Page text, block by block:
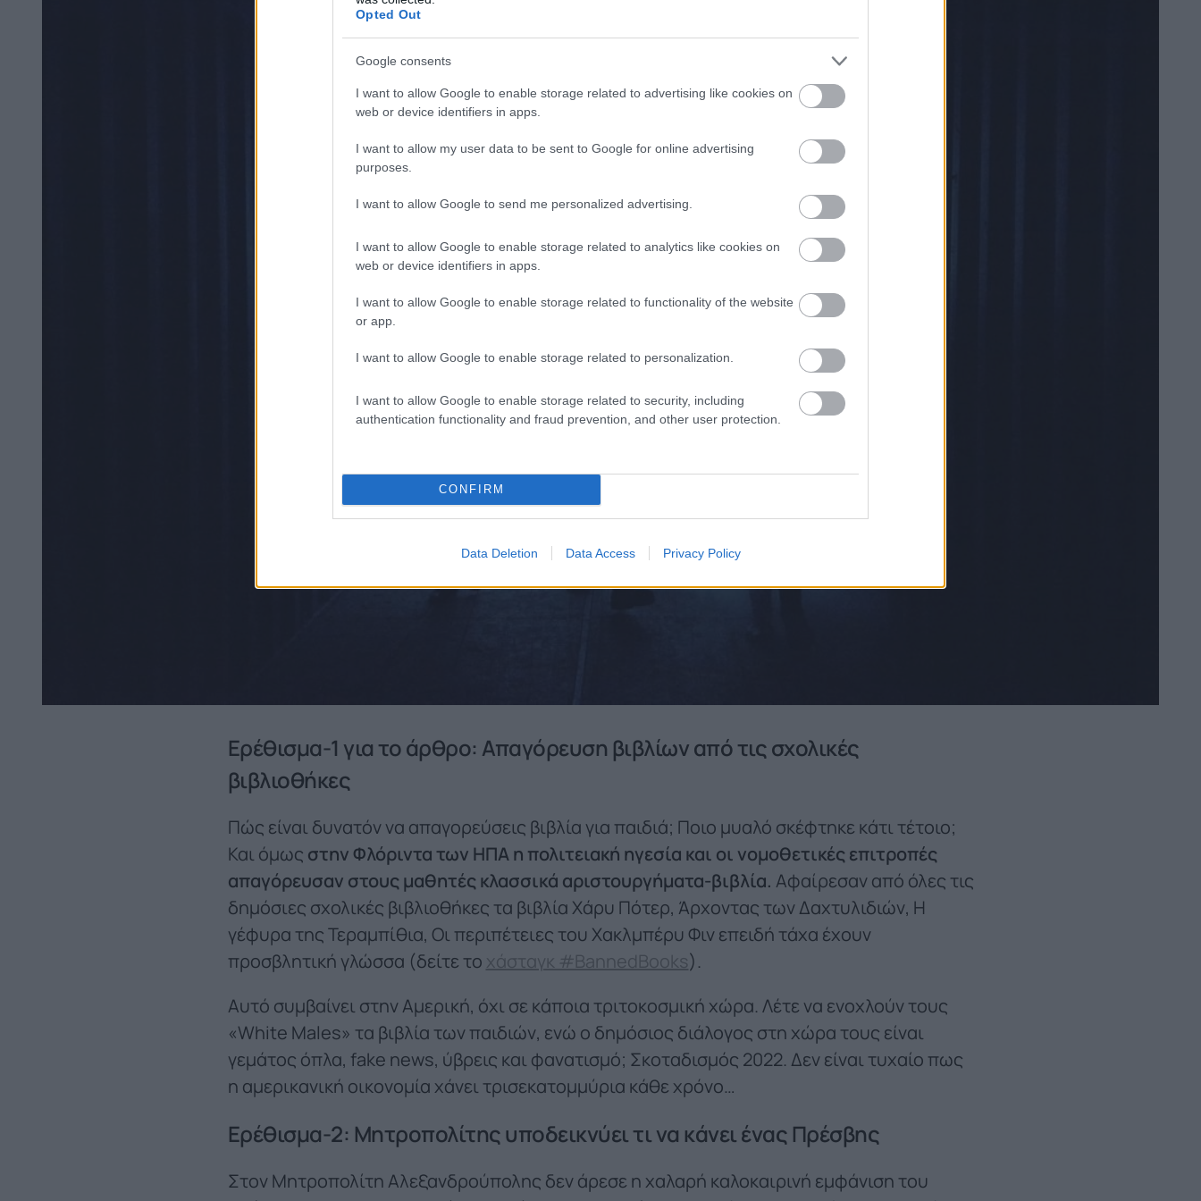
Opted Out
Google consents
I want to allow Google to enable storage related to advertising like cookies on
web or device identifiers in apps.
I want to allow my user data to be sent to Google for online advertising
purposes.
I want to allow Google to send me personalized advertising.
I want to allow Google to enable storage related to analytics like cookies on
web or device identifiers in apps.
I want to allow Google to enable storage related to functionality of the website
or app.
I want to allow Google to enable storage related to personalization.
I want to allow Google to enable storage related to security, including
authentication functionality and fraud prevention, and other user protection.
CONFIRM
Data Deletion Data Access Privacy Policy
Ερέθισμα-1 για το άρθρο: Απαγόρευση βιβλίων από τις σχολικές
βιβλιοθήκες
Πώς είναι δυνατόν να απαγορεύσεις βιβλία για παιδιά; Ποιο μυαλό σκέφτηκε κάτι τέτοιο;
Και όμως στην Φλόριντα των ΗΠΑ η πολιτειακή ηγεσία και οι νομοθετικές επιτροπές
απαγόρευσαν στους μαθητές κλασσικά αριστουργήματα-βιβλία. Αφαίρεσαν από όλες τις
δημόσιες σχολικές βιβλιοθήκες τα βιβλία Χάρυ Πότερ, Άρχοντας των Δαχτυλιδιών, Η
γέφυρα της Τεραμπίθια, Οι περιπέτειες του Χακλμπέρυ Φιν επειδή τάχα έχουν
προσβλητική γλώσσα (δείτε το χάσταγκ #BannedBooks).
Αυτό συμβαίνει στην Αμερική, όχι σε κάποια τριτοκοσμική χώρα. Λέτε να ενοχλούν τους
«White Males» τα βιβλία των παιδιών, ενώ ο δημόσιος διάλογος στη χώρα τους είναι
γεμάτος όπλα, fake news, ύβρεις και φανατισμό; Σκοταδισμός 2022. Δεν είναι τυχαίο πως
η αμερικανική οικονομία χάνει τρισεκατομμύρια κάθε χρόνο…
Ερέθισμα-2: Μητροπολίτης υποδεικνύει τι να κάνει ένας Πρέσβης
Στον Μητροπολίτη Αλεξανδρούπολης δεν άρεσε η χαλαρή καλοκαιρινή εμφάνιση του